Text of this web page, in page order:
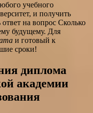
учебного
и получить
ответ на вопрос Сколько
будущему. Для
и готовый к
сроки!
диплома
академии